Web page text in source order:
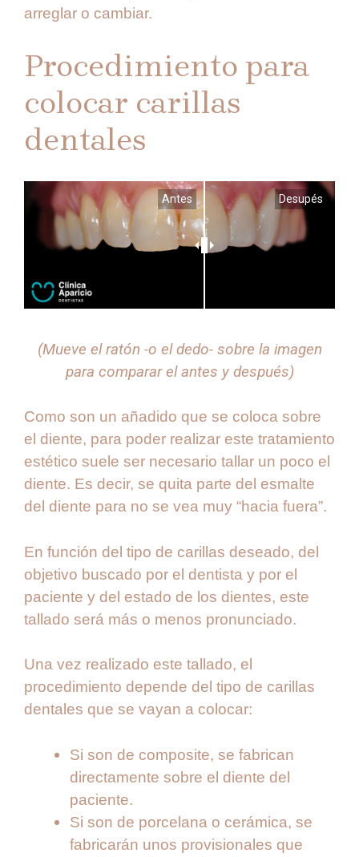
arreglar o cambiar.
Procedimiento para
colocar carillas
dentales
Desupés
Antes
(Mueve el ratón -o el dedo- sobre la imagen
para comparar el antes y después)
Como son un añadido que se coloca sobre
el diente, para poder realizar este tratamiento
estético suele ser necesario tallar un poco el
diente. Es decir, se quita parte del esmalte
del diente para no se vea muy “hacia fuera”.
En función del tipo de carillas deseado, del
objetivo buscado por el dentista y por el
paciente y del estado de los dientes, este
tallado será más o menos pronunciado.
Una vez realizado este tallado, el
procedimiento depende del tipo de carillas
dentales que se vayan a colocar:
Si son de composite, se fabrican
directamente sobre el diente del
paciente.
Si son de porcelana o cerámica, se
fabricarán unos provisionales que